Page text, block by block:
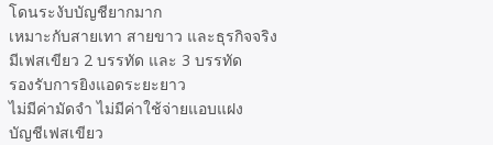
โดนระงับบัญชียากมาก
เหมาะกับสายเทา สายขาว และธุรกิจจริง
มีเฟสเขียว 2 บรรทัด และ 3 บรรทัด
รองรับการยิงแอดระยะยาว
ไม่มีค่ามัดจำ ไม่มีค่าใช้จ่ายแอบแฝง
บัญชีเฟสเขียว